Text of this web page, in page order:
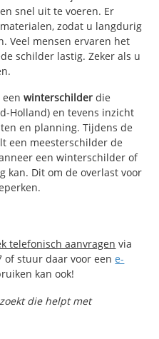
snel uit te voeren. Er
zodat u langdurig
Veel mensen ervaren het
schilder lastig. Zeker als u
eenwinterschilder die
Holland) en tevens inzicht
en planning. Tijdens de
een meesterschilder de
een winterschilder of
kan. Dit om de overlast voor
telefonisch aanvragen via
of stuur daar voor eene-
kan ook!
die helpt met